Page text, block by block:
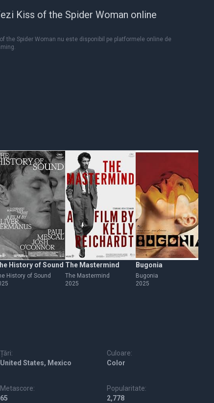
Kiss of the Spider Woman online
the Spider Woman nu este disponibil pe platformele online de
History of Sound
History of Sound
The Mastermind
The Mastermind
2025
Bugonia
Bugonia
2025
Țări:
United States, Mexico
Culoare:
Color
Metascore:
65
Popularitate:
2,778